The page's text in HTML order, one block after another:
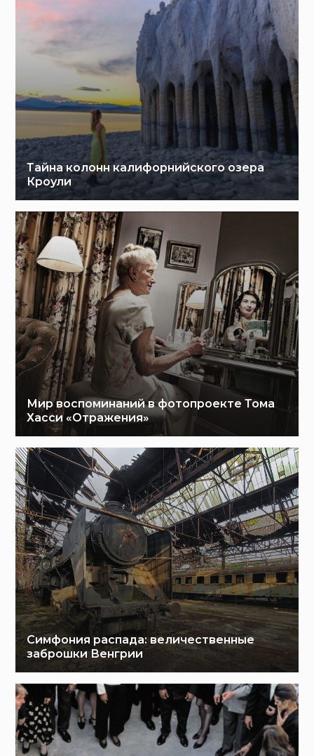
Тайна колонн калифорнийского озера
Кроули
Мир воспоминаний в фотопроекте Тома
Хасси «Отражения»
Симфония распада: величественные
заброшки Венгрии